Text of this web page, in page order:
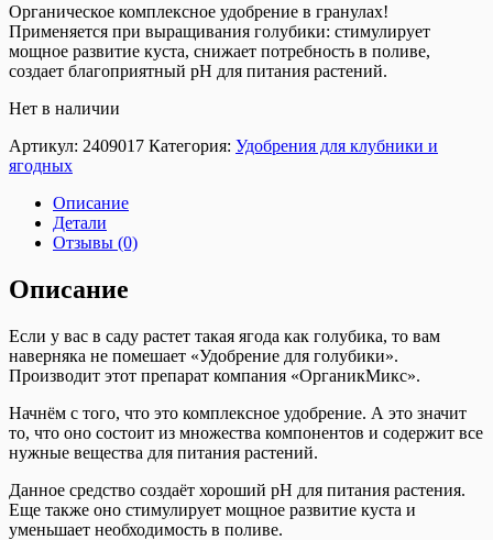
Органическое комплексное удобрение в гранулах!
Применяется при выращивания голубики: стимулирует
мощное развитие куста, снижает потребность в поливе,
создает благоприятный pH для питания растений.
Нет в наличии
Артикул: 2409017 Категория: Удобрения для клубники и
ягодных
Описание
Детали
Отзывы (0)
Описание
Если у вас в саду растет такая ягода как голубика, то вам
наверняка не помешает «Удобрение для голубики».
Производит этот препарат компания «ОрганикМикс».
Начнём с того, что это комплексное удобрение. А это значит
то, что оно состоит из множества компонентов и содержит все
нужные вещества для питания растений.
Данное средство создаёт хороший pH для питания растения.
Еще также оно стимулирует мощное развитие куста и
уменьшает необходимость в поливе.